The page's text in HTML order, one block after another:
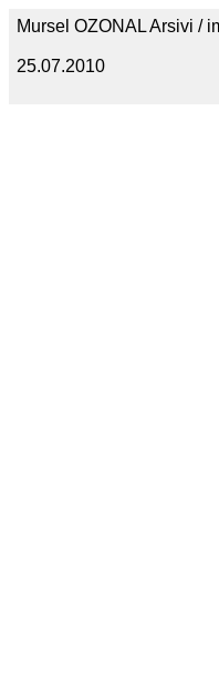
Mursel OZONAL Arsivi /
25.07.2010